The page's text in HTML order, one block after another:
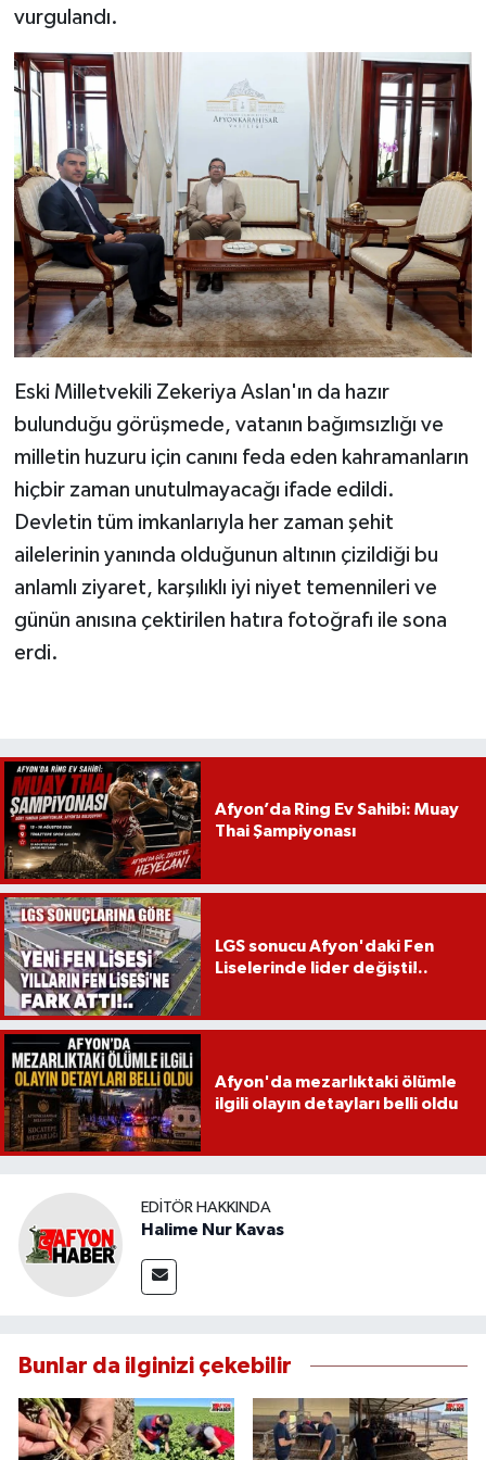
vurgulandı.
Eski Milletvekili Zekeriya Aslan'ın da hazır
bulunduğu görüşmede, vatanın bağımsızlığı ve
milletin huzuru için canını feda eden kahramanların
hiçbir zaman unutulmayacağı ifade edildi.
Devletin tüm imkanlarıyla her zaman şehit
ailelerinin yanında olduğunun altının çizildiği bu
anlamlı ziyaret, karşılıklı iyi niyet temennileri ve
günün anısına çektirilen hatıra fotoğrafı ile sona
erdi.
Afyon’da Ring Ev Sahibi: Muay
Thai Şampiyonası
LGS sonucu Afyon'daki Fen
Liselerinde lider değişti!..
Afyon'da mezarlıktaki ölümle
ilgili olayın detayları belli oldu
EDITÖR HAKKINDA
Halime Nur Kavas
Bunlar da ilginizi çekebilir